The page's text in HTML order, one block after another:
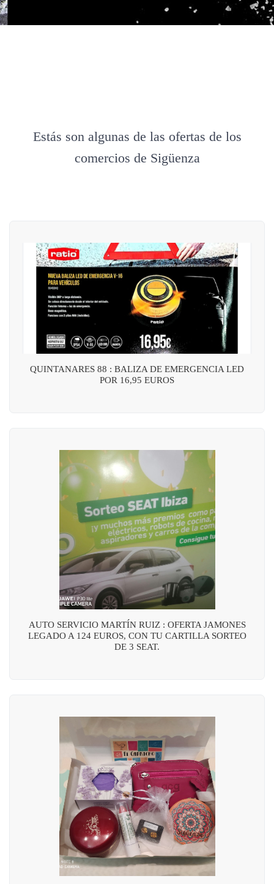
Estás son algunas de las ofertas de los
comercios de Sigüenza
QUINTANARES 88 : BALIZA DE EMERGENCIA LED
POR 16,95 EUROS
AUTO SERVICIO MARTÍN RUIZ : OFERTA JAMONES
LEGADO A 124 EUROS, CON TU CARTILLA SORTEO
DE 3 SEAT.